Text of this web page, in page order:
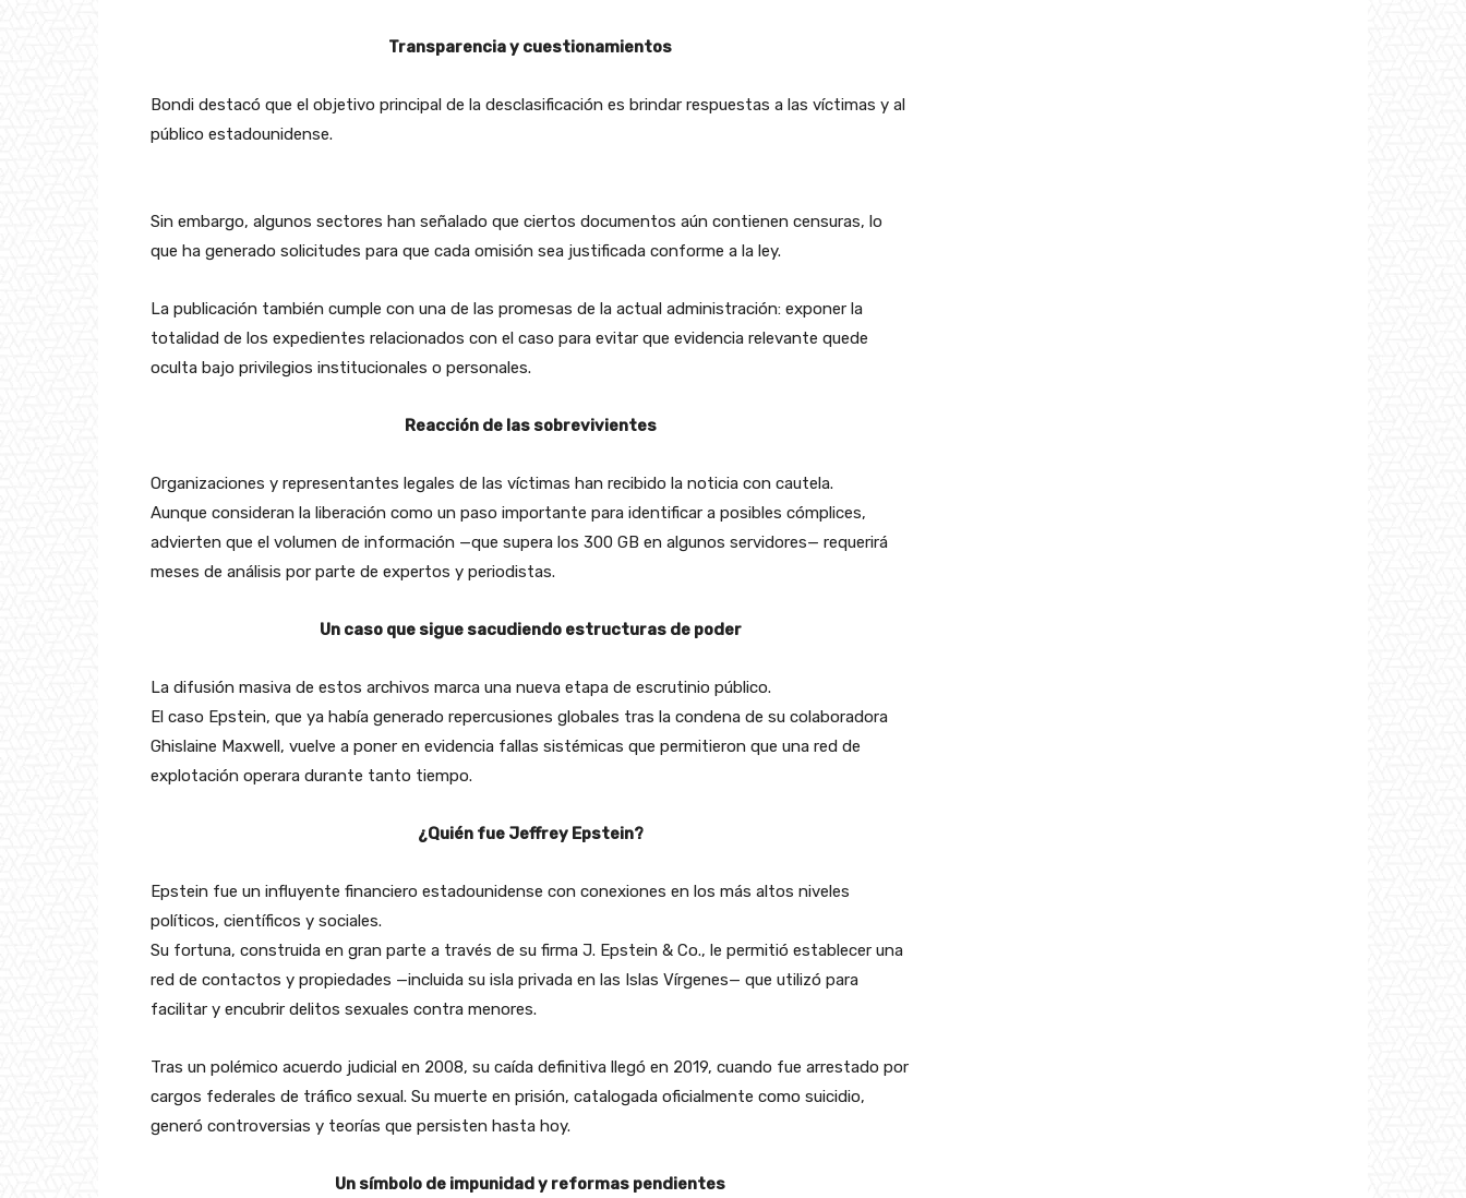
Transparencia y cuestionamientos
Bondi destacó que el objetivo principal de la desclasificación es brindar respuestas a las víctimas y al
público estadounidense.
Sin embargo, algunos sectores han señalado que ciertos documentos aún contienen censuras, lo
que ha generado solicitudes para que cada omisión sea justificada conforme a la ley.
La publicación también cumple con una de las promesas de la actual administración: exponer la
totalidad de los expedientes relacionados con el caso para evitar que evidencia relevante quede
oculta bajo privilegios institucionales o personales.
Reacción de las sobrevivientes
Organizaciones y representantes legales de las víctimas han recibido la noticia con cautela.
Aunque consideran la liberación como un paso importante para identificar a posibles cómplices,
advierten que el volumen de información —que supera los 300 GB en algunos servidores— requerirá
meses de análisis por parte de expertos y periodistas.
Un caso que sigue sacudiendo estructuras de poder
La difusión masiva de estos archivos marca una nueva etapa de escrutinio público.
El caso Epstein, que ya había generado repercusiones globales tras la condena de su colaboradora
Ghislaine Maxwell, vuelve a poner en evidencia fallas sistémicas que permitieron que una red de
explotación operara durante tanto tiempo.
¿Quién fue Jeffrey Epstein?
Epstein fue un influyente financiero estadounidense con conexiones en los más altos niveles
políticos, científicos y sociales.
Su fortuna, construida en gran parte a través de su firma J. Epstein & Co., le permitió establecer una
red de contactos y propiedades —incluida su isla privada en las Islas Vírgenes— que utilizó para
facilitar y encubrir delitos sexuales contra menores.
Tras un polémico acuerdo judicial en 2008, su caída definitiva llegó en 2019, cuando fue arrestado por
cargos federales de tráfico sexual. Su muerte en prisión, catalogada oficialmente como suicidio,
generó controversias y teorías que persisten hasta hoy.
Un símbolo de impunidad y reformas pendientes